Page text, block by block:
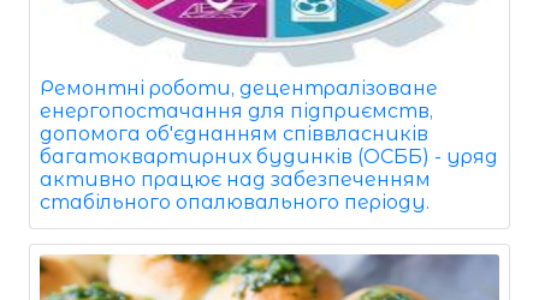
Ремонтні роботи, децентралізоване
енергопостачання для підприємств,
допомога об'єднанням співвласників
багатоквартирних будинків (ОСББ) - уряд
активно працює над забезпеченням
стабільного опалювального періоду.